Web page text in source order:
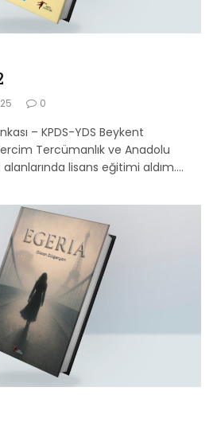
0
– KPDS-YDS Beykent
Tercümanlık ve Anadolu
lisans eğitimi aldım.…